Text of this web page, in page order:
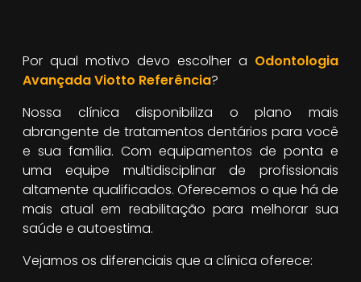
Por qual motivo devo escolher a Odontologia
Avançada Viotto Referência?
Nossa clínica disponibiliza o plano mais
abrangente de tratamentos dentários para você
e sua família. Com equipamentos de ponta e
uma equipe multidisciplinar de profissionais
altamente qualificados. Oferecemos o que há de
mais atual em reabilitação para melhorar sua
saúde e autoestima.
Vejamos os diferenciais que a clínica oferece: